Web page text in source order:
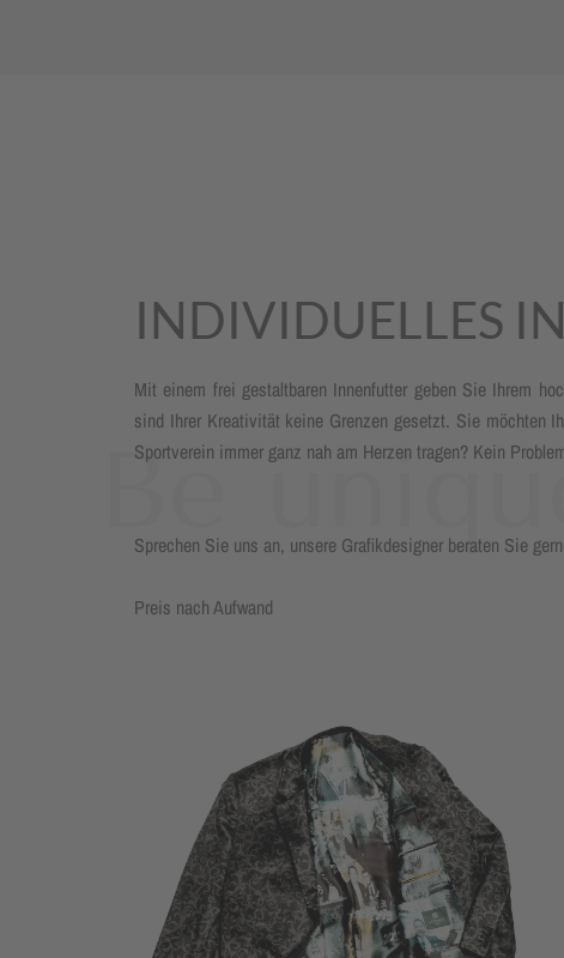
INDIVIDUELLES
Mit einem frei gestaltbaren Innenfutter geben Sie Ihrem
sind Ihrer Kreativität keine Grenzen gesetzt. Sie möchten
Sportverein immer ganz nah am Herzen tragen? Kein
Sprechen Sie uns an, unsere Grafikdesigner beraten Sie
Preis nach Aufwand